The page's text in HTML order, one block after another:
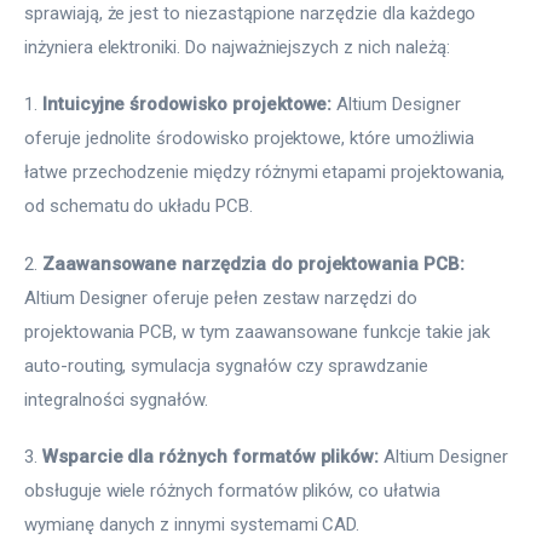
sprawiają, że jest to niezastąpione narzędzie dla każdego
inżyniera elektroniki. Do najważniejszych z nich należą:
1. Intuicyjne środowisko projektowe: Altium Designer
oferuje jednolite środowisko projektowe, które umożliwia
łatwe przechodzenie między różnymi etapami projektowania,
od schematu do układu PCB.
2. Zaawansowane narzędzia do projektowania PCB:
Altium Designer oferuje pełen zestaw narzędzi do
projektowania PCB, w tym zaawansowane funkcje takie jak
auto-routing, symulacja sygnałów czy sprawdzanie
integralności sygnałów.
3. Wsparcie dla różnych formatów plików: Altium Designer
obsługuje wiele różnych formatów plików, co ułatwia
wymianę danych z innymi systemami CAD.